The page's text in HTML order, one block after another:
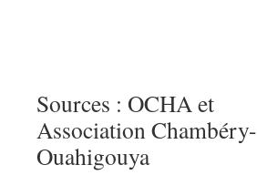
Sources : OCHA et
Association Chambéry-
Ouahigouya